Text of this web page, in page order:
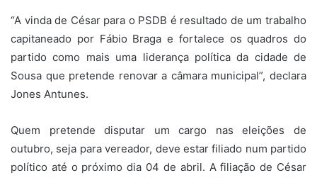
“A vinda de César para o PSDB é resultado de um trabalho
capitaneado por Fábio Braga e fortalece os quadros do
partido como mais uma liderança política da cidade de
Sousa que pretende renovar a câmara municipal”, declara
Jones Antunes.
Quem pretende disputar um cargo nas eleições de
outubro, seja para vereador, deve estar filiado num partido
político até o próximo dia 04 de abril. A filiação de César